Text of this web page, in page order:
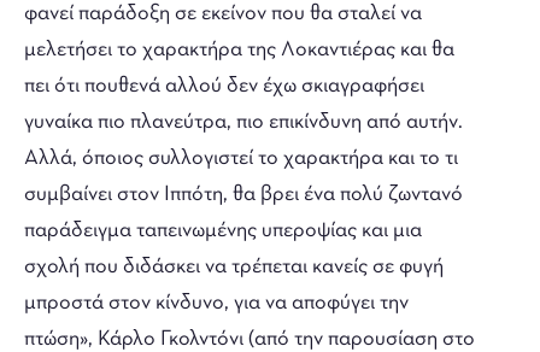
φανεί παράδοξη σε εκείνον που θα σταλεί να
μελετήσει το χαρακτήρα της Λοκαντιέρας και θα
πει ότι πουθενά αλλού δεν έχω σκιαγραφήσει
γυναίκα πιο πλανεύτρα, πιο επικίνδυνη από αυτήν.
Αλλά, όποιος συλλογιστεί το χαρακτήρα και το τι
συμβαίνει στον Ιππότη, θα βρει ένα πολύ ζωντανό
παράδειγμα ταπεινωμένης υπεροψίας και μια
σχολή που διδάσκει να τρέπεται κανείς σε φυγή
μπροστά στον κίνδυνο, για να αποφύγει την
πτώση», Κάρλο Γκολντόνι (από την παρουσίαση στο